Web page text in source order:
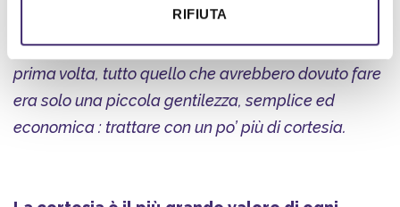
RIFIUTA
annunci di ogni ordine, per portarmi di nuovo alla
tua azienda, mentre quando ci sono andato per la
prima volta, tutto quello che avrebbero dovuto fare
era solo una piccola gentilezza, semplice ed
economica : trattare con un po’ più di cortesia.